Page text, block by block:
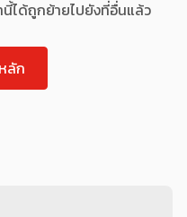
ได้ถูกย้ายไปยังที่อื่นแล้ว
ลัก